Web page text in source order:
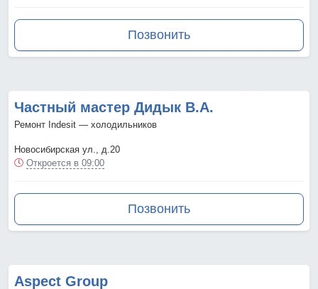
Позвонить
Частный мастер Дидык В.А.
Ремонт Indesit — холодильников
Новосибирская ул., д.20
Откроется в 09:00
Позвонить
Aspect Group